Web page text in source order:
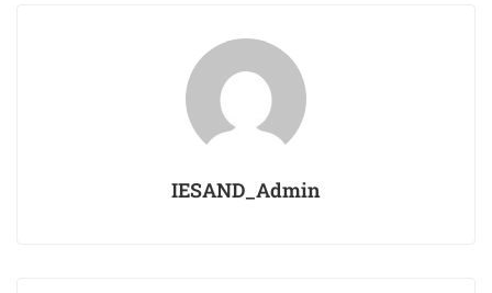
IESAND_Admin